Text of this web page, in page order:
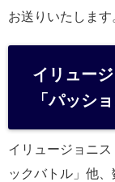
お送りいたします
イリュー
「パッシ
イリュージョニ
ックバトル」他